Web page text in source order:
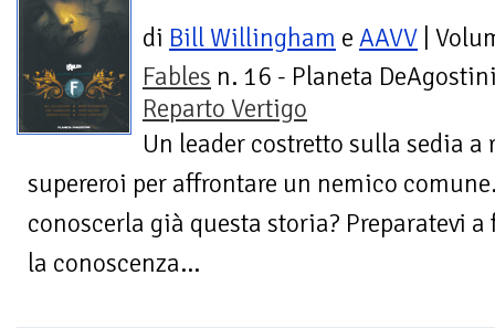
di Bill Willingham e AAVV |
Fables n. 16 - Planeta
Reparto Vertigo
Un leader costretto sulla sedia
supereroi per affrontare un nemico
conoscerla già questa storia? Preparatevi a
la conoscenza...